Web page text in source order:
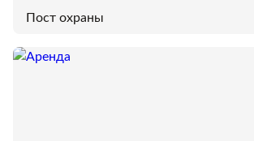
Пост охраны